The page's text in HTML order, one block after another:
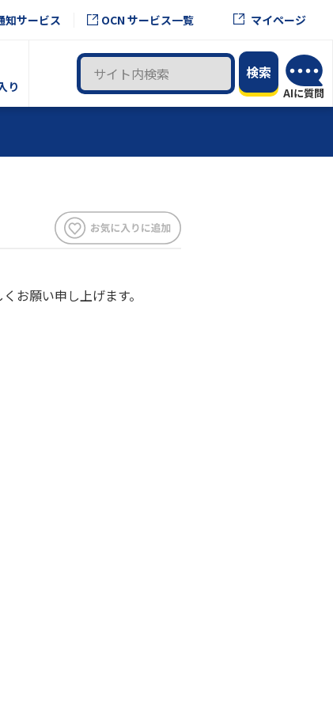
知サービス OCN サービス一覧 マイページ
り
お願い申し上げます。